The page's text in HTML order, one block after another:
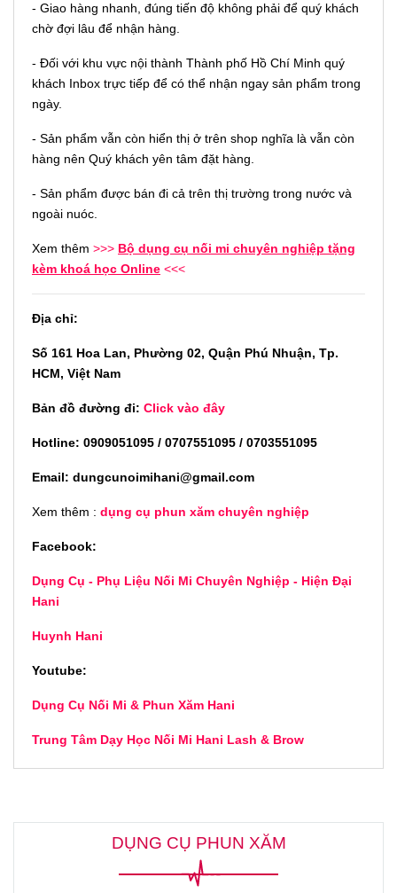
- Giao hàng nhanh, đúng tiến độ không phải để quý khách
chờ đợi lâu để nhận hàng.
- Đối với khu vực nội thành Thành phố Hồ Chí Minh quý
khách Inbox trực tiếp để có thể nhận ngay sản phẩm trong
ngày.
- Sản phẩm vẫn còn hiển thị ở trên shop nghĩa là vẫn còn
hàng nên Quý khách yên tâm đặt hàng.
- Sản phẩm được bán đi cả trên thị trường trong nước và
ngoài nuóc.
Xem thêm >>> Bộ dụng cụ nối mi chuyên nghiệp tặng
kèm khoá học Online <<<
Địa chỉ:
Số 161 Hoa Lan, Phường 02, Quận Phú Nhuận, Tp.
HCM, Việt Nam
Bản đồ đường đi: Click vào đây
Hotline: 0909051095 / 0707551095 / 0703551095
Email: dungcunoimihani@gmail.com
Xem thêm : dụng cụ phun xăm chuyên nghiệp
Facebook:
Dụng Cụ - Phụ Liệu Nối Mi Chuyên Nghiệp - Hiện Đại
Hani
Huynh Hani
Youtube:
Dụng Cụ Nối Mi & Phun Xăm Hani
Trung Tâm Dạy Học Nối Mi Hani Lash & Brow
DỤNG CỤ PHUN XĂM